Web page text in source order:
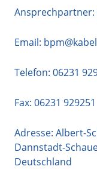
Email:
Telefon: 06231
Fax: 06231 929251
Adresse: Albert-
Dannstadt-
Deutschland